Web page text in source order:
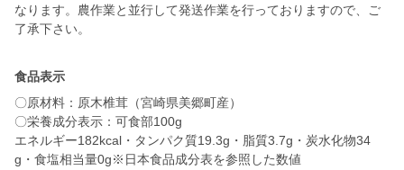
なります。農作業と並行して発送作業を行っておりますので、ご
了承下さい。
食品表示
〇原材料：原木椎茸（宮崎県美郷町産）
〇栄養成分表示：可食部100g
エネルギー182kcal・タンパク質19.3g・脂質3.7g・炭水化物34